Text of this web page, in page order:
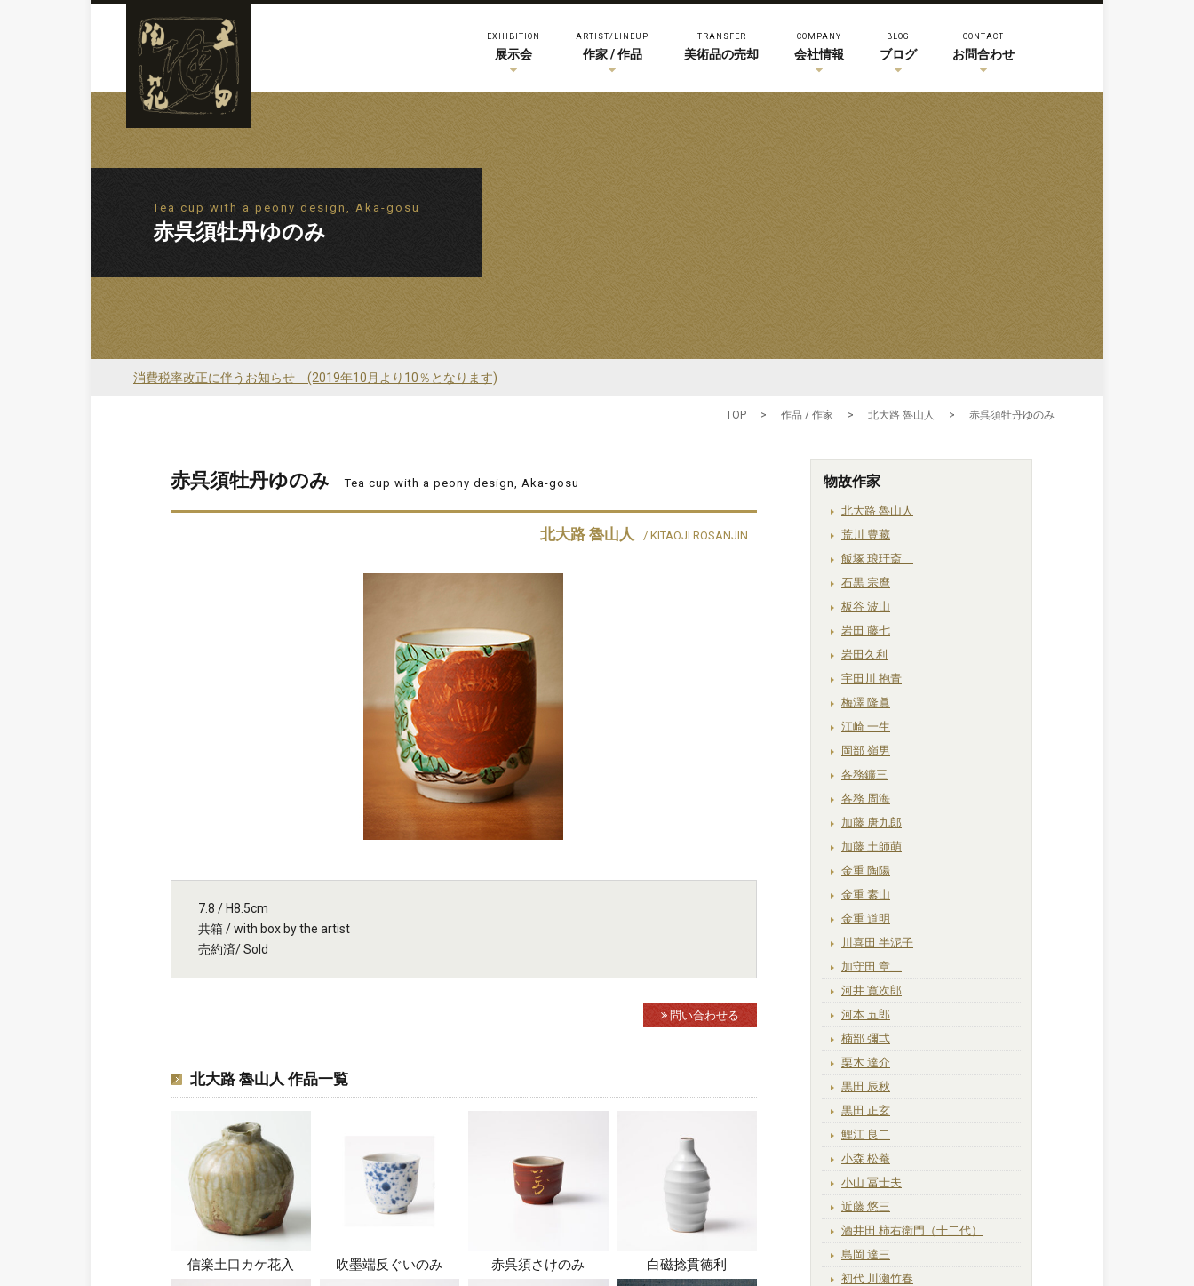
EXHIBITION
展示会
ARTIST/LINEUP
作家 / 作品
TRANSFER
美術品の売却
COMPANY
会社情報
BLOG
ブログ
CONTACT
お問合わせ
Tea cup with a peony design, Aka-gosu
赤呉須牡丹ゆのみ
消費税率改正に伴うお知らせ (2019年10月より10％となります)
TOP > 作品 / 作家 > 北大路 魯山人 > 赤呉須牡丹ゆのみ
赤呉須牡丹ゆのみ Tea cup with a peony design, Aka-gosu
北大路 魯山人 / KITAOJI ROSANJIN
7.8 / H8.5cm
共箱 / with box by the artist
売約済/ Sold
問い合わせる
北大路 魯山人 作品一覧
信楽土口カケ花入 吹墨端反ぐいのみ 赤呉須さけのみ 白磁捻貫徳利
物故作家
北大路 魯山人
荒川 豊藏
飯塚 琅玕斎
石黒 宗麿
板谷 波山
岩田 藤七
岩田久利
宇田川 抱青
梅澤 隆眞
江崎 一生
岡部 嶺男
各務鑛三
各務 周海
加藤 唐九郎
加藤 土師萌
金重 陶陽
金重 素山
金重 道明
川喜田 半泥子
加守田 章二
河井 寛次郎
河本 五郎
楠部 彌弌
栗木 達介
黒田 辰秋
黒田 正玄
鯉江 良二
小森 松菴
小山 冨士夫
近藤 悠三
酒井田 柿右衛門（十二代）
島岡 達三
初代 川瀬竹春